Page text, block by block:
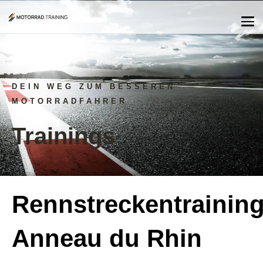
DEIN WEG ZUM BESSEREN
MOTORRADFAHRER
Trainings
Anneau du Rhin